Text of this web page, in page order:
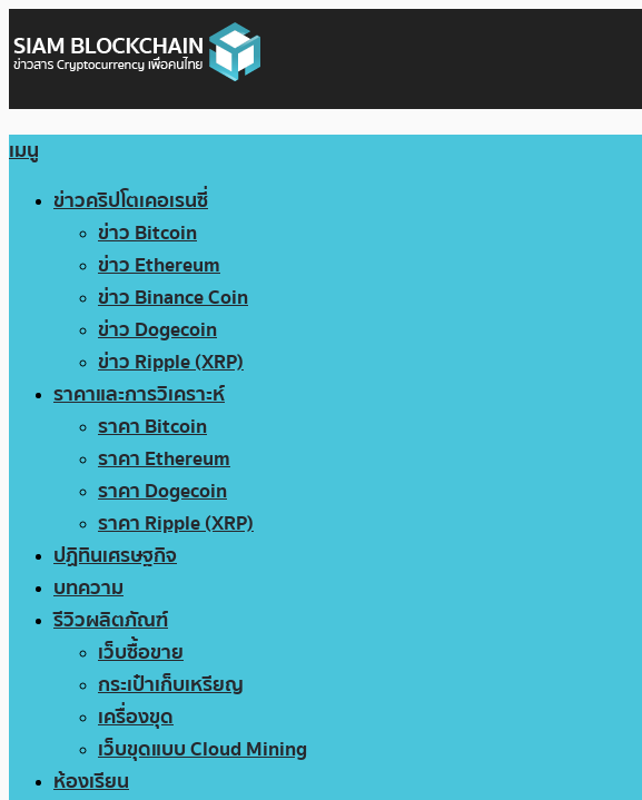
เมนู
ข่าวคริปโตเคอเรนซี่
ข่าว Bitcoin
ข่าว Ethereum
ข่าว Binance Coin
ข่าว Dogecoin
ข่าว Ripple (XRP)
ราคาและการวิเคราะห์
ราคา Bitcoin
ราคา Ethereum
ราคา Dogecoin
ราคา Ripple (XRP)
ปฏิทินเศรษฐกิจ
บทความ
รีวิวผลิตภัณฑ์
เว็บซื้อขาย
กระเป๋าเก็บเหรียญ
เครื่องขุด
เว็บขุดแบบ Cloud Mining
ห้องเรียน